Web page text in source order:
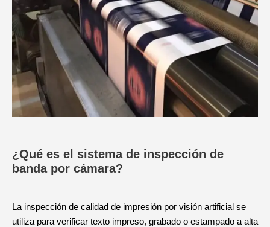
¿Qué es el sistema de inspección de
banda por cámara?​
La inspección de calidad de impresión por visión artificial se
utiliza para verificar texto impreso, grabado o estampado a alta